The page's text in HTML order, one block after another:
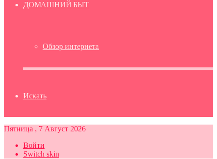
ДОМАШНИЙ БЫТ
Обзор интернета
Искать
Пятница , 7 Август 2026
Войти
Switch skin